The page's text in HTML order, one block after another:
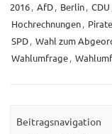
2016, AfD, Berlin, CDU
Hochrechnungen,
SPD, Wahl zum
Wahlumfrage,
Beitragsnavigation